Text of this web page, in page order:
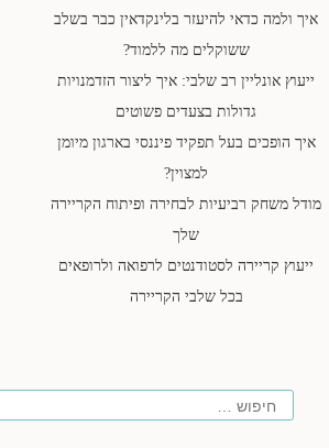
איך ולמה כדאי להיעזר בלינקדאין כבר בשלב
ששוקלים מה ללמוד?
ייעוץ אונליין רב שלבי: איך ליצור הזדמנויות
גדולות בצעדים פשוטים
איך הופכים בעל תפקיד פיננסי בארגון מיומן
למצוין?
מודל משחק רביעיות לבחירה ופיתוח הקריירה
שלך
ייעוץ קריירה לסטודנטים לרפואה ולרופאים
בכל שלבי הקריירה
חיפוש